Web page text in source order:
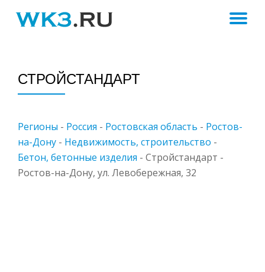
СТРОЙСТАНДАРТ
Регионы - Россия - Ростовская область - Ростов-
на-Дону - Недвижимость, строительство -
Бетон, бетонные изделия - Стройстандарт -
Ростов-на-Дону, ул. Левобережная, 32